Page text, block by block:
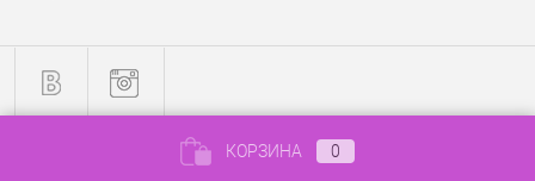
КОРЗИНА 0